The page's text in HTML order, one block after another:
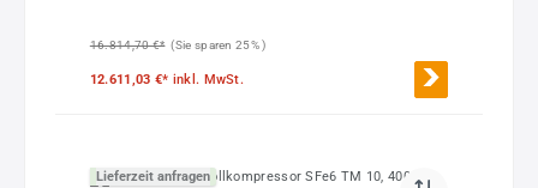
16.814,70 €* (Sie sparen 25% )
12.611,03 €* inkl. MwSt.
Lieferzeit anfragen